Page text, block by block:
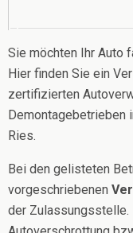
Sie möchten Ihr Auto
Hier finden Sie ein
zertifizierten
Demontagebetrieben
Ries.
Bei den gelisteten
vorgeschriebenen
der Zulassungsstelle.